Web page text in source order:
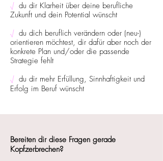
√du dir Klarheit über deine berufliche
Zukunft und dein Potential wünscht
√du dich beruflich verändern oder (neu-)
orientieren möchtest​, dir dafür aber noch der
konkrete Plan und/oder die passende
Strategie fehlt
√ du dir mehr Erfüllung, Sinnhaftigkeit und
Erfolg im Beruf wünscht
Bereiten dir diese Fragen gerade
Kopfzerbrechen?